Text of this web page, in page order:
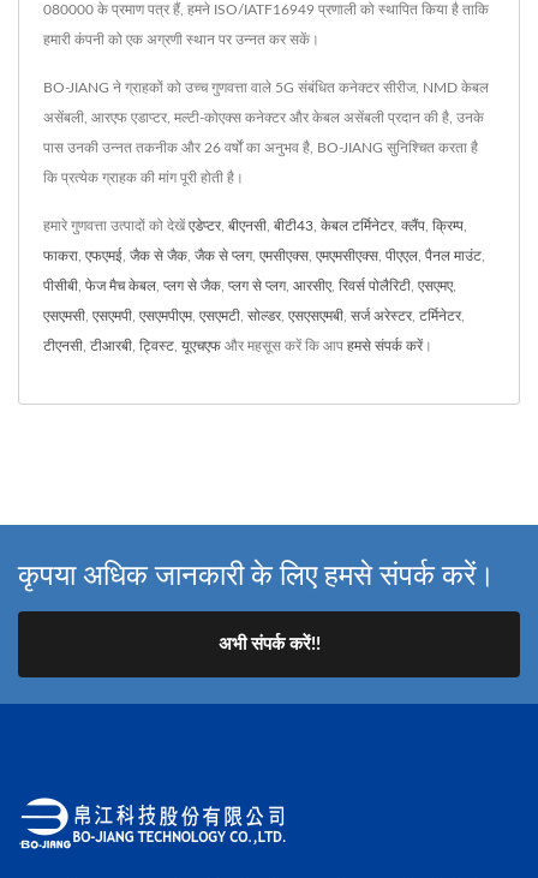
080000 के प्रमाण पत्र हैं, हमने ISO/IATF16949 प्रणाली को स्थापित किया है ताकि
हमारी कंपनी को एक अग्रणी स्थान पर उन्नत कर सकें।
BO-JIANG ने ग्राहकों को उच्च गुणवत्ता वाले 5G संबंधित कनेक्टर सीरीज, NMD केबल
असेंबली, आरएफ एडाप्टर, मल्टी-कोएक्स कनेक्टर और केबल असेंबली प्रदान की है, उनके
पास उनकी उन्नत तकनीक और 26 वर्षों का अनुभव है, BO-JIANG सुनिश्चित करता है
कि प्रत्येक ग्राहक की मांग पूरी होती है।
हमारे गुणवत्ता उत्पादों को देखेंएडेप्टर, बीएनसी बीटी43 केबल टर्मिनेटर, क्लैंप क्रिम्प
फाकरा एफएमई जैक से जैक जैक से प्लग, एमसीएक्स एमएमसीएक्स पीएएल पैनल माउंट
पीसीबी फेज मैच केबल प्लग से जैक प्लग से प्लग, आरसीए, रिवर्स पोलैरिटी एसएमए,
एसएमसी एसएमपी एसएमपीएम, एसएमटी सोल्डर, एसएसएमबी सर्ज अरेस्टर, टर्मिनेटर,
टीएनसी टीआरबी ट्विस्ट यूएचएफ और महसूस करें कि आप हमसे संपर्क करें।
कृपया अधिक जानकारी के लिए हमसे संपर्क करें।
अभी संपर्क करें!!